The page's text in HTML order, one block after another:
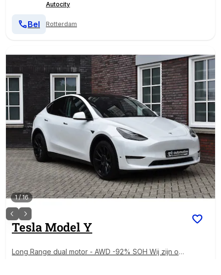
Autocity
Rotterdam
Bel
1/16
TeslaModel Y
Long Range dual motor - AWD -92% SOH Wij zijn op